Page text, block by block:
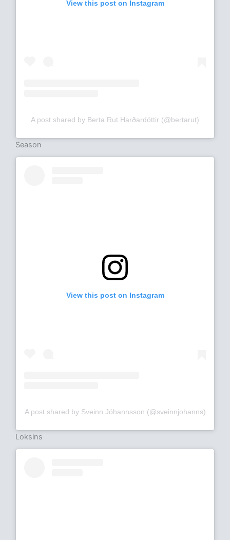
View this post on Instagram
A post shared by Berta Rut Harðardóttir (@bertarut)
Season
View this post on Instagram
A post shared by Sveinn Jóhannsson (@sveinnjohanns)
Loksins